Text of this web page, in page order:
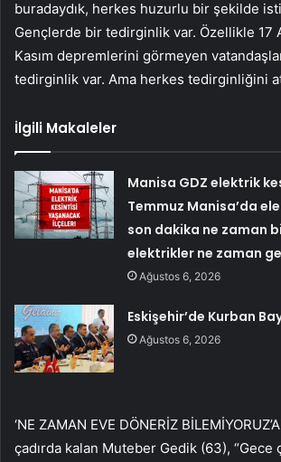
buradaydık, herkes huzurlu bir şekilde
Gençlerde bir tedirginlik var. Özellikle 17
Kasım depremlerini görmeyen
tedirginlik var. Ama herkes tedirginliğini
İlgili Makaleler
Manisa GDZ elektrik
Temmuz Manisa’da
son dakika ne zaman
elektrikler ne zaman
Ağustos 6, 2026
Eskişehir’de Kurban
Ağustos 6, 2026
‘NE ZAMAN EVE DÖNERİZ
çadırda kalan Muteber Gedik (63), “Gece